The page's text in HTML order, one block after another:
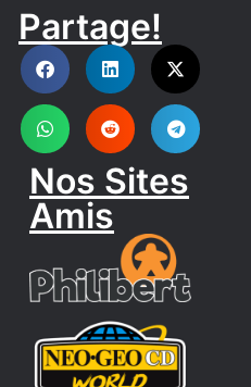
DISCORD
Partage!
Nos Sites
Amis